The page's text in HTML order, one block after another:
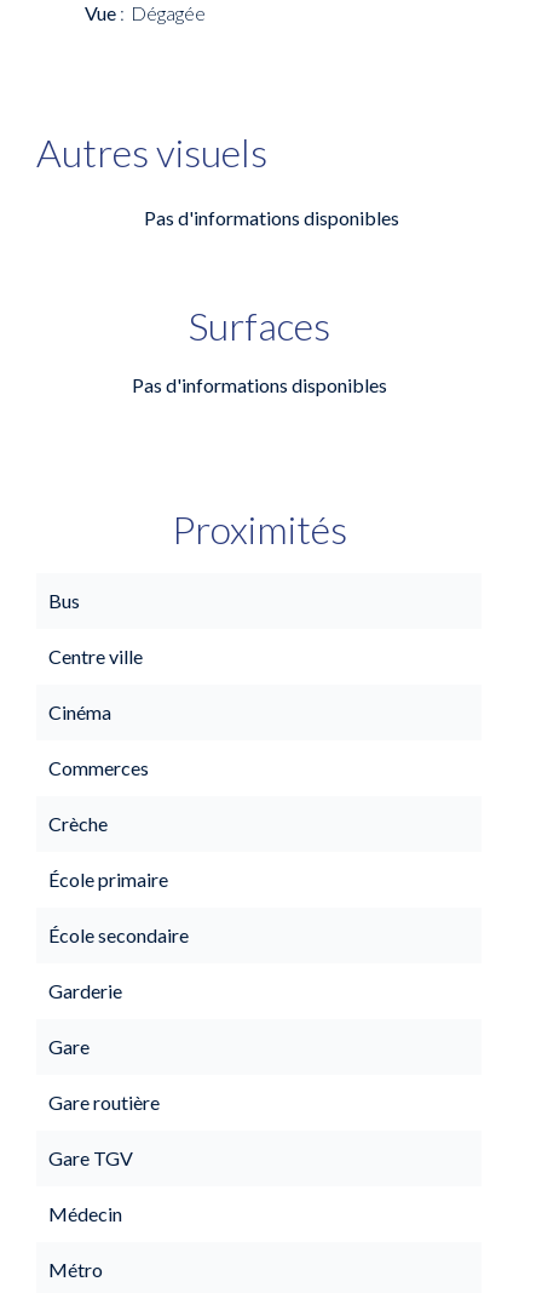
Vue Dégagée
Autres visuels
Pas d'informations disponibles
Surfaces
Pas d'informations disponibles
Proximités
Bus
Centre ville
Cinéma
Commerces
Crèche
École primaire
École secondaire
Garderie
Gare
Gare routière
Gare TGV
Médecin
Métro